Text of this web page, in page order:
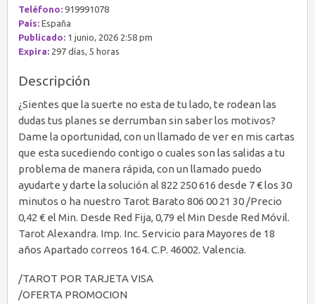
Teléfono: 919991078
País: España
Publicado: 1 junio, 2026 2:58 pm
Expira: 297 días, 5 horas
Descripción
¿Sientes que la suerte no esta de tu lado, te rodean las
dudas tus planes se derrumban sin saber los motivos?
Dame la oportunidad, con un llamado de ver en mis cartas
que esta sucediendo contigo o cuales son las salidas a tu
problema de manera rápida, con un llamado puedo
ayudarte y darte la solución al 822 250 616 desde 7 € los 30
minutos o ha nuestro Tarot Barato 806 00 21 30 /Precio
0,42 € el Min. Desde Red Fija, 0,79 el Min Desde Red Móvil.
Tarot Alexandra. Imp. Inc. Servicio para Mayores de 18
años Apartado correos 164. C.P. 46002. Valencia.
/TAROT POR TARJETA VISA
/OFERTA PROMOCION